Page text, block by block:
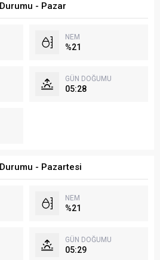
- Pazar
NEM
%21
GÜN DOĞUMU
05:28
- Pazartesi
NEM
%21
GÜN DOĞUMU
05:29